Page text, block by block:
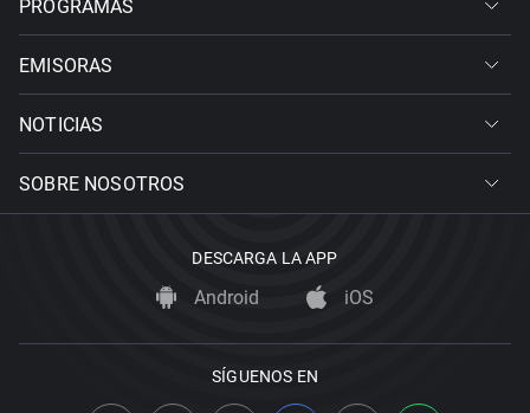
PROGRAMAS
EMISORAS
NOTICIAS
SOBRE NOSOTROS
DESCARGA LA APP
Android iOS
SÍGUENOS EN